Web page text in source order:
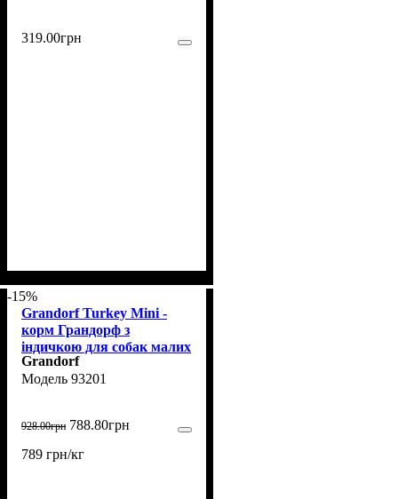
319.00грн
-15%
Grandorf Turkey Mini -
корм Грандорф з
індичкою для собак малих
порід 1 кг (93201)
Grandorf
93201
928.00грн 788.80грн
789 грн/кг